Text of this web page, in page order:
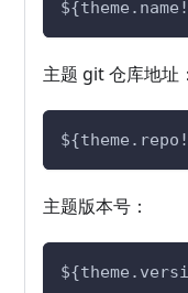
主题 git 仓库地址：
主题版本号：